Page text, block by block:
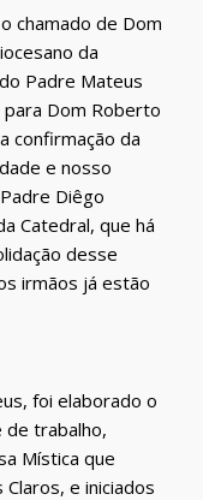
chamado de Dom
da
Padre Mateus
Dom Roberto
confirmação da
e nosso
Diêgo
Catedral, que há
desse
irmãos já estão
foi elaborado o
de trabalho,
Mística que
e iniciados